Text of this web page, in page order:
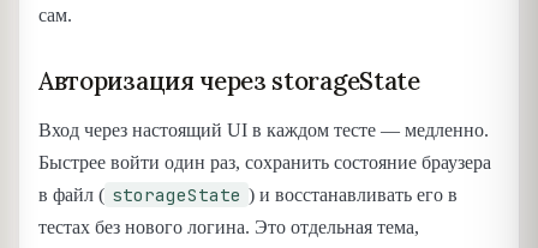
сам.
Авторизация через storageState
Вход через настоящий UI в каждом тесте — медленно.
Быстрее войти один раз, сохранить состояние браузера
в файл ( storageState ) и восстанавливать его в
тестах без нового логина. Это отдельная тема,